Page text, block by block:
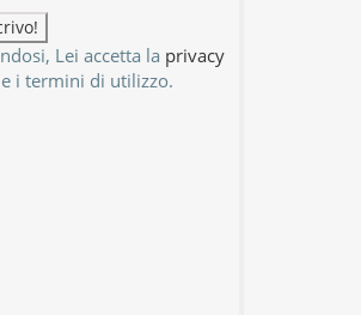
Lei accetta la privacy
i termini di utilizzo.